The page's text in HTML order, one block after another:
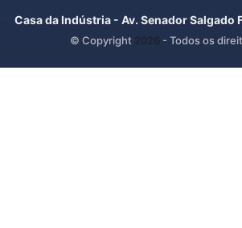
Casa da Indústria - Av. Senador
© Copyright 2026 - Todos os